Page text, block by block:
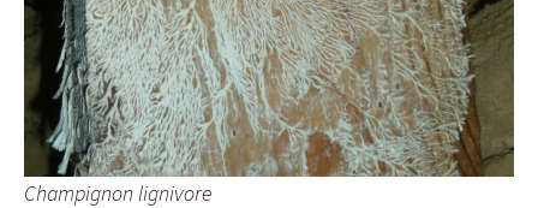
Champignon lignivore